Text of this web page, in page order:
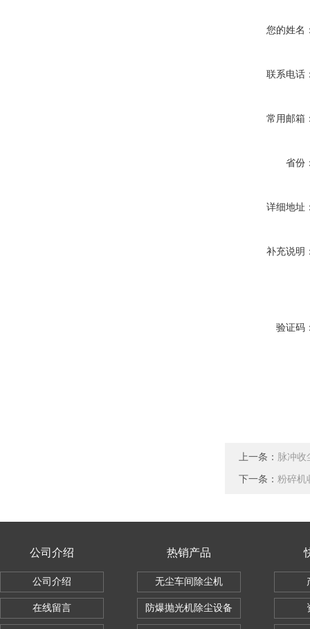
您的姓名
联系电话
常用邮箱
省份
详细地址
补充说明
验证码
上一条： 脉冲收
下一条： 粉碎机
公司介绍
公司介绍
在线留言
热销产品
无尘车间除尘机
防爆抛光机除尘设备